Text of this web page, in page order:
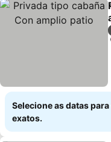
Selecione as datas
exatos.